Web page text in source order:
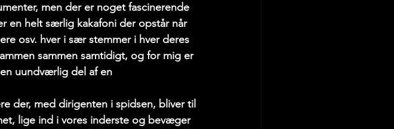
men der er noget fascinerende
en helt særlig kakafoni der opstår når
osv. hver i sær stemmer i hver deres
sammen samtidigt, og for mig er
uundværlig del af en
der, med dirigenten i spidsen, bliver til
lige ind i vores inderste og bevæger